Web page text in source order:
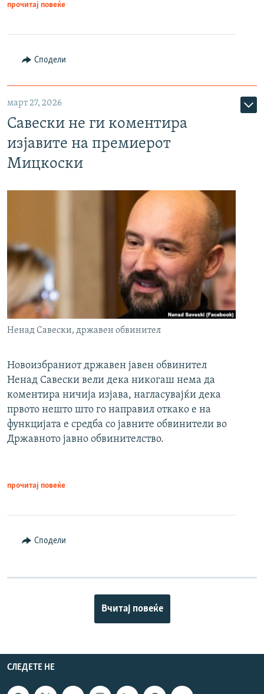
прочитај повеќе
Сподели
март 27, 2026
Савески не ги коментира
изјавите на премиерот
Мицкоски
Ненад Савески, државен обвинител
Новоизбраниот државен јавен обвинител
Ненад Савески вели дека никогаш нема да
коментира ничија изјава, нагласувајќи дека
првото нешто што го направил откако е на
функцијата е средба со јавните обвинители во
Државното јавно обвинителство.
прочитај повеќе
Сподели
Вчитај повеќе
СЛЕДЕТЕ НЕ